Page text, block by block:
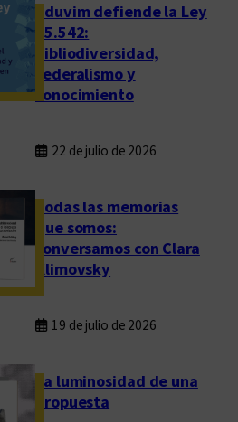
Eduvim defiende la Ley
25.542:
bibliodiversidad,
federalismo y
conocimiento
22 de julio de 2026
Todas las memorias
que somos:
conversamos con Clara
Klimovsky
19 de julio de 2026
La luminosidad de una
propuesta